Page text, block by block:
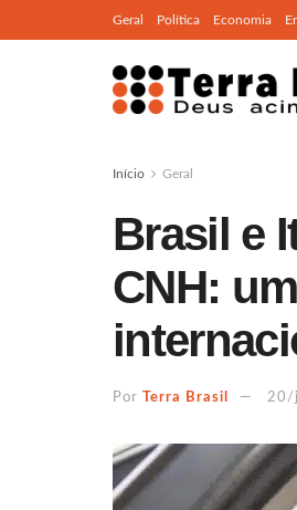
Geral Política Economia
Início Geral
Brasil e
CNH:
Por Terra Brasil 20/